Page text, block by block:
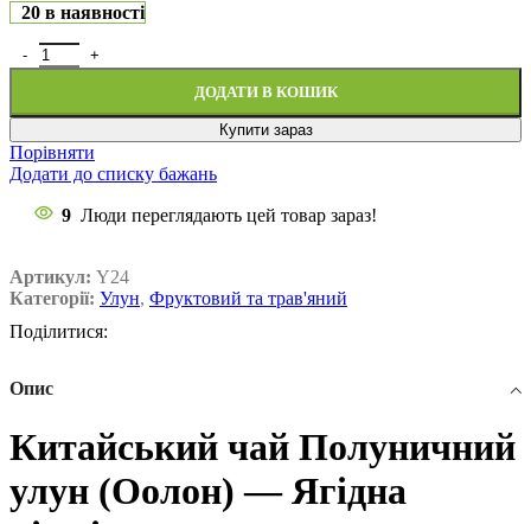
20 в наявності
ДОДАТИ В КОШИК
Купити зараз
Порівняти
Додати до списку бажань
9 Люди переглядають цей товар зараз!
Артикул: Y24
Категорії: Улун, Фруктовий та трав'яний
Поділитися:
Опис
Китайський чай Полуничний
улун (Оолон) — Ягідна